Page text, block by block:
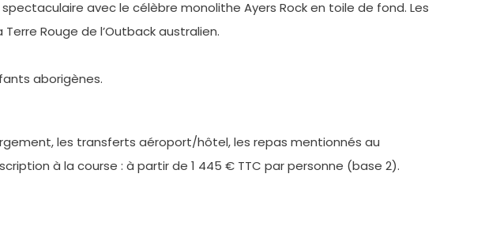
avec le célèbre monolithe Ayers Rock en toile de fond. Les
Rouge de l’Outback australien.
aborigènes.
les transferts aéroport/hôtel, les repas mentionnés au
à la course : à partir de 1 445 € TTC par personne (base 2).